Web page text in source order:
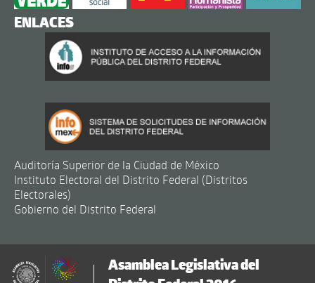
ENLACES
Auditoría Superior de la Ciudad de México
Instituto Electoral del Distrito Federal (Distritos
Electorales)
Gobierno del Distrito Federal
Asamblea Legislativa del